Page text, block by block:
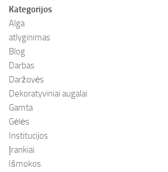
Kategorijos
Alga
atlyginimas
Blog
Darbas
Daržovės
Dekoratyviniai augalai
Gamta
Gėlės
Institucijos
Įrankiai
Išmokos